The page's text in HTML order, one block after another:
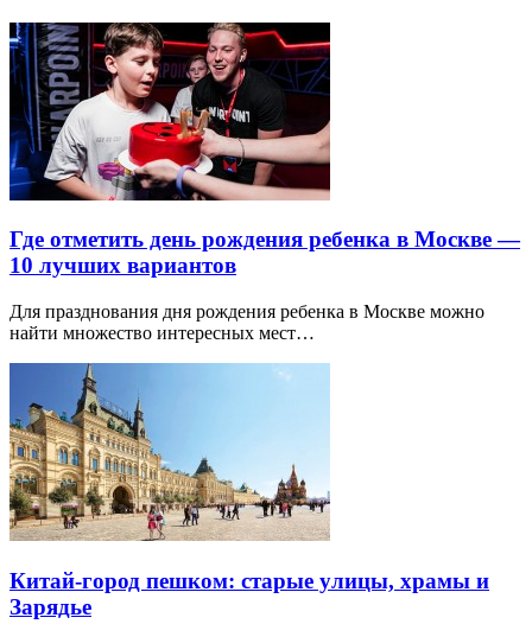
Где отметить день рождения ребенка в Москве —
10 лучших вариантов
Для празднования дня рождения ребенка в Москве можно
найти множество интересных мест…
Китай-город пешком: старые улицы, храмы и
Зарядье